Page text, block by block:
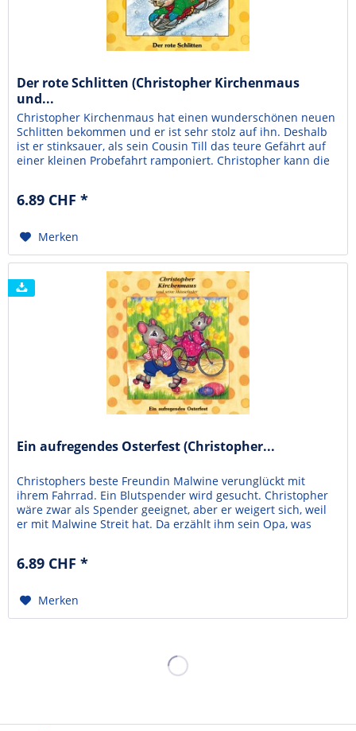
Der rote Schlitten (Christopher Kirchenmaus
und...
Christopher Kirchenmaus hat einen wunderschönen neuen
Schlitten bekommen und er ist sehr stolz auf ihn. Deshalb
ist er stinksauer, als sein Cousin Till das teure Gefährt auf
einer kleinen Probefahrt ramponiert. Christopher kann die
er Hilfe. Soll ausgerechnet...
6.89 CHF *
Merken
Ein aufregendes Osterfest (Christopher...
Christophers beste Freundin Malwine verunglückt mit
ihrem Fahrrad. Ein Blutspender wird gesucht. Christopher
wäre zwar als Spender geeignet, aber er weigert sich, weil
er mit Malwine Streit hat. Da erzählt ihm sein Opa, was
Begeisterung aus! Die Übergänge zwischen...
6.89 CHF *
Merken